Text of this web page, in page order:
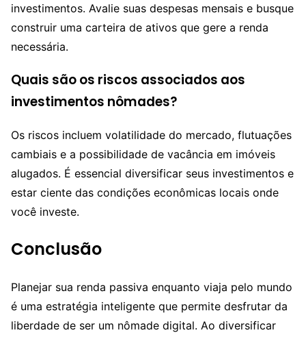
investimentos. Avalie suas despesas mensais e busque
construir uma carteira de ativos que gere a renda
necessária.
Quais são os riscos associados aos
investimentos nômades?
Os riscos incluem volatilidade do mercado, flutuações
cambiais e a possibilidade de vacância em imóveis
alugados. É essencial diversificar seus investimentos e
estar ciente das condições econômicas locais onde
você investe.
Conclusão
Planejar sua renda passiva enquanto viaja pelo mundo
é uma estratégia inteligente que permite desfrutar da
liberdade de ser um nômade digital. Ao diversificar